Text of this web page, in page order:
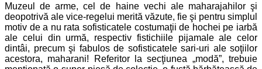
Muzeul de arme, cel de haine vechi ale maharajahilor şi
deopotrivă ale vice-regelui merită văzute, fie şi pentru simplul
motiv de a nu rata sofisticatele costumaţii de hochei pe iarbă
ale celui din urmă, respectiv fistichiile pijamale ale celor
dintâi, precum şi fabulos de sofisticatele sari-uri ale soţiilor
acestora, maharani! Referitor la secţiunea „modă”, trebuie